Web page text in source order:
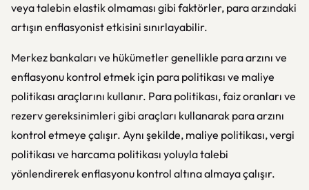
veya talebin elastik olmaması gibi faktörler, para arzındaki
artışın enflasyonist etkisini sınırlayabilir.
Merkez bankaları ve hükümetler genellikle para arzını ve
enflasyonu kontrol etmek için para politikası ve maliye
politikası araçlarını kullanır. Para politikası, faiz oranları ve
rezerv gereksinimleri gibi araçları kullanarak para arzını
kontrol etmeye çalışır. Aynı şekilde, maliye politikası, vergi
politikası ve harcama politikası yoluyla talebi
yönlendirerek enflasyonu kontrol altına almaya çalışır.